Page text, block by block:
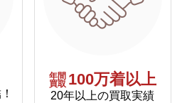
年間
買取 100万着以上
20年以上の買取実績